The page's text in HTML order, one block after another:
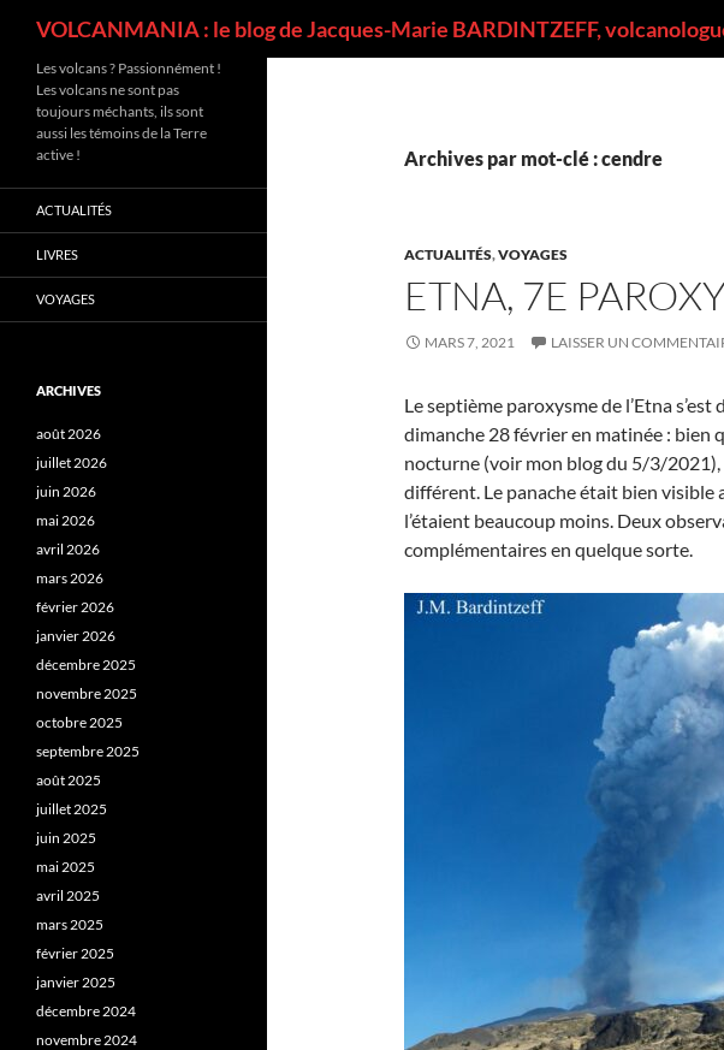
VOLCANMANIA : le blog de Jacques-Marie BARDINTZEFF,
Archives par mot-clé : cendre
ACTUALITÉS,VOYAGES
ETNA, 7E
MARS 7, 2021 LAISSER UN
Le septième paroxysme de l’Etna
dimanche 28 février en matinée : bien
nocturne (voir mon blog du 5/3/2021),
différent. Le panache était bien visible
l’étaient beaucoup moins. Deux
complémentaires en quelque sorte.
Les volcans ? Passionnément !
Les volcans ne sont pas
toujours méchants, ils sont
aussi les témoins de la Terre
active !
ACTUALITÉS
LIVRES
VOYAGES
ARCHIVES
août 2026
juillet 2026
juin 2026
mai 2026
avril 2026
mars 2026
février 2026
janvier 2026
décembre 2025
novembre 2025
octobre 2025
septembre 2025
août 2025
juillet 2025
juin 2025
mai 2025
avril 2025
mars 2025
février 2025
janvier 2025
décembre 2024
novembre 2024